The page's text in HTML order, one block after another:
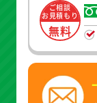
ご相談
お見積もり
無料